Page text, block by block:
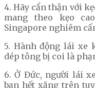
4. Hãy cẩn thận với
mang theo kẹo
Singapore nghiêm
5. Hành động lái xe
dép tông bị coi là
6. Ở Đức, người lái
bạn hết xăng trên